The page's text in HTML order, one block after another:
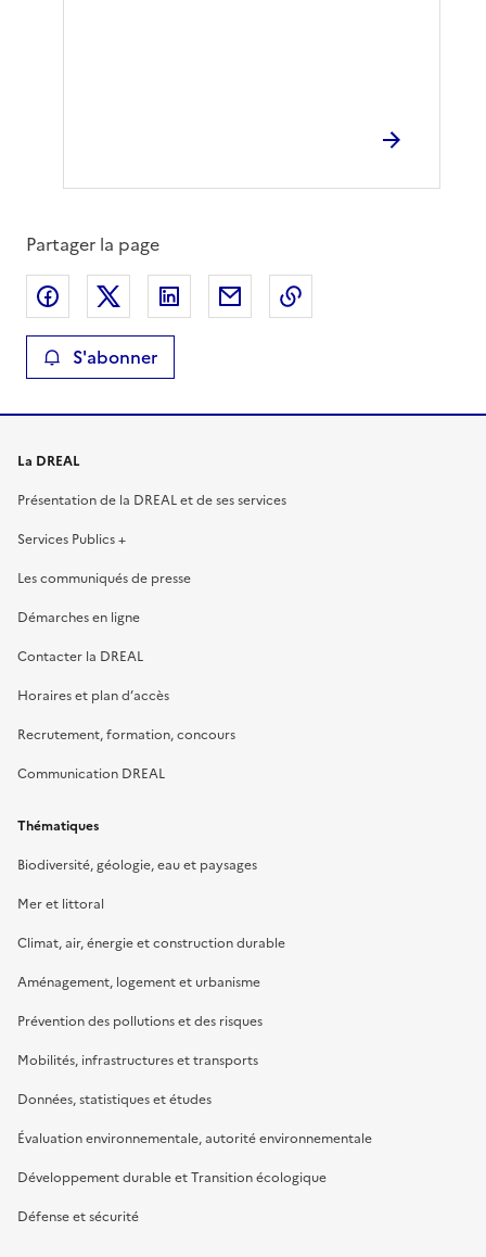
Partager la page
Partager sur Facebook
Partager sur XPartager sur LinkedIn
Partager par email
S'abonner
La DREAL
Présentation de la DREAL et de ses services
Services Publics +
Les communiqués de presse
Démarches en ligne
Contacter la DREAL
Horaires et plan d’accès
Recrutement, formation, concours
Communication DREAL
Thématiques
Biodiversité, géologie, eau et paysages
Mer et littoral
Climat, air, énergie et construction durable
Aménagement, logement et urbanisme
Prévention des pollutions et des risques
Mobilités, infrastructures et transports
Données, statistiques et études
Évaluation environnementale, autorité environnementale
Développement durable et Transition écologique
Défense et sécurité